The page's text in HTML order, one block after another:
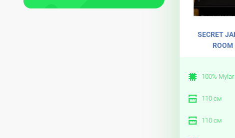
SECRET
100% Mylar
110 см
110 см